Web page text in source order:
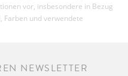
vor, insbesondere in Bezug
Farben und verwendete
NEWSLETTER